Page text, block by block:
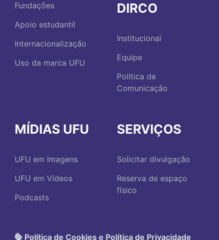
Fundações
Apoio estudantil
Internacionalização
Uso da marca UFU
DIRCO
Institucional
Equipe
Política de
Comunicação
MÍDIAS UFU
UFU em Imagens
UFU em Vídeos
Podcasts
SERVIÇOS
Solicitar divulgação
Reserva de espaço
físico
Política de Cookies e Política de Privacidade